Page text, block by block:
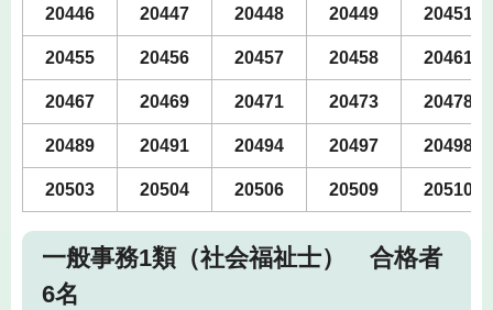
20446 20447 20448 20449 20451
20455 20456 20457 20458 20461
20467 20469 20471 20473 20478
20489 20491 20494 20497 20498
20503 20504 20506 20509 20510
一般事務1類（社会福祉士） 合格者
6名